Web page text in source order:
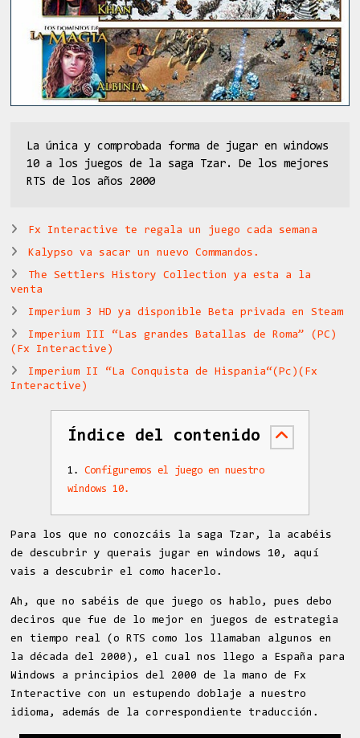
La única y comprobada forma de jugar en windows
10 a los juegos de la saga Tzar. De los mejores
RTS de los años 2000
Fx Interactive te regala un juego cada semana
Kalypso va sacar un nuevo Commandos.
The Settlers History Collection ya esta a la
venta
Imperium 3 HD ya disponible Beta privada en Steam
Imperium III “Las grandes Batallas de Roma” (PC)
(Fx Interactive)
Imperium II “La Conquista de Hispania“(Pc)(Fx
Interactive)
Índice del contenido
Configuremos el juego en nuestro
windows 10.
Para los que no conozcáis la saga Tzar, la acabéis
de descubrir y querais jugar en windows 10, aquí
vais a descubrir el como hacerlo.
Ah, que no sabéis de que juego os hablo, pues debo
deciros que fue de lo mejor en juegos de estrategia
en tiempo real (o RTS como los llamaban algunos en
la década del 2000), el cual nos llego a España para
Windows a principios del 2000 de la mano de Fx
Interactive con un estupendo doblaje a nuestro
idioma, además de la correspondiente traducción.